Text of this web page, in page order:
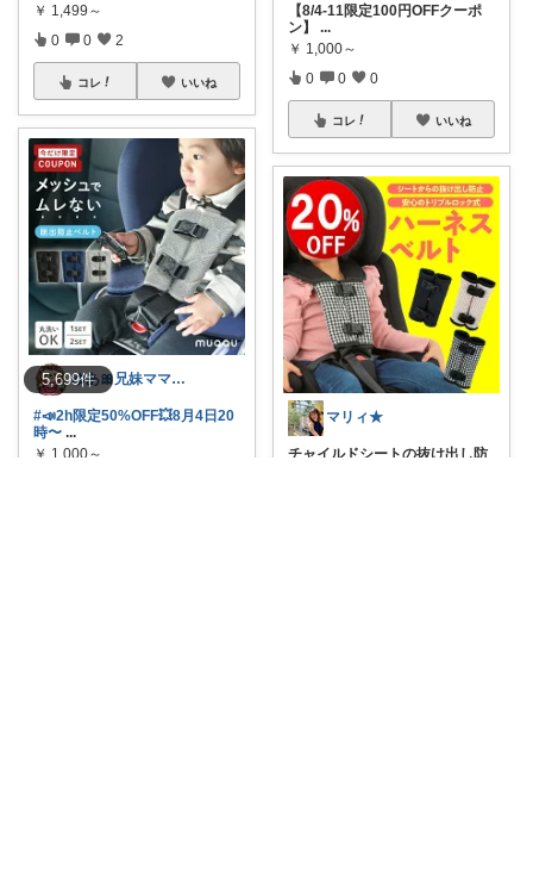
5,699件
￥ 1,499～
0 0 2
コレ いいね
ゆあ🎀兄妹ママの育児と暮らし
#📣2h限定50%OFF💥8月4日20
時〜 ...
￥ 1,000～
【8/4-11限定100円OFFクーポ
ン】
...
￥ 1,000～
0 0 0
コレ いいね
マリィ★
チャイルドシートの抜け出し防